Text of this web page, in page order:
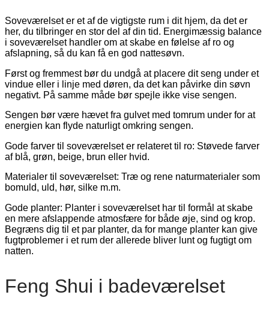
Soveværelset er et af de vigtigste rum i dit hjem, da det er
her, du tilbringer en stor del af din tid. Energimæssig balance
i soveværelset handler om at skabe en følelse af ro og
afslapning, så du kan få en god nattesøvn.
Først og fremmest bør du undgå at placere dit seng under et
vindue eller i linje med døren, da det kan påvirke din søvn
negativt. På samme måde bør spejle ikke vise sengen.
Sengen bør være hævet fra gulvet med tomrum under for at
energien kan flyde naturligt omkring sengen.
Gode farver til soveværelset er relateret til ro: Støvede farver
af blå, grøn, beige, brun eller hvid.
Materialer til soveværelset: Træ og rene naturmaterialer som
bomuld, uld, hør, silke m.m.
Gode planter: Planter i soveværelset har til formål at skabe
en mere afslappende atmosfære for både øje, sind og krop.
Begræns dig til et par planter, da for mange planter kan give
fugtproblemer i et rum der allerede bliver lunt og fugtigt om
natten.
Feng Shui i badeværelset